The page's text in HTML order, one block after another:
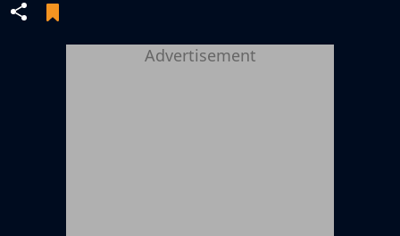
Advertisement